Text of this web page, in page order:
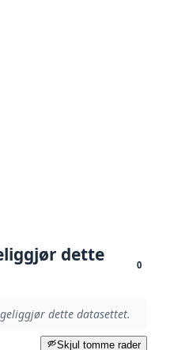
dette
0
dette datasettet.
Skjul tomme rader